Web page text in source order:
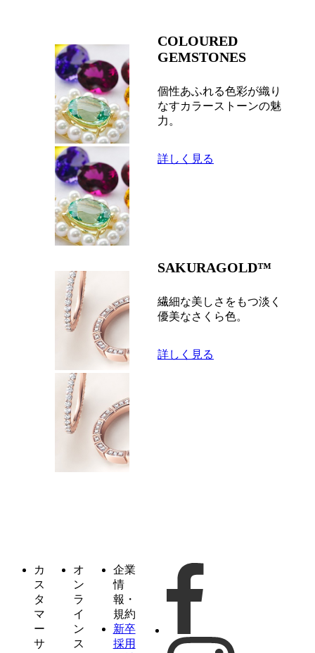
COLOURED
GEMSTONES
個性あふれる色彩が織り
なすカラーストーンの魅
力。
詳しく見る
SAKURAGOLD™
繊細な美しさをもつ淡く
優美なさくら色。
詳しく見る
カ
ス
タ
マ
ー
サ
オ
ン
ラ
イ
ン
ス
企業
情
報・
規約
新卒
採用